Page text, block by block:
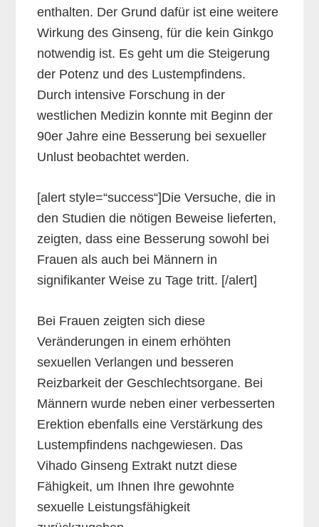
enthalten. Der Grund dafür ist eine weitere
Wirkung des Ginseng, für die kein Ginkgo
notwendig ist. Es geht um die Steigerung
der Potenz und des Lustempfindens.
Durch intensive Forschung in der
westlichen Medizin konnte mit Beginn der
90er Jahre eine Besserung bei sexueller
Unlust beobachtet werden.
[alert style=“success“]Die Versuche, die in
den Studien die nötigen Beweise lieferten,
zeigten, dass eine Besserung sowohl bei
Frauen als auch bei Männern in
signifikanter Weise zu Tage tritt. [/alert]
Bei Frauen zeigten sich diese
Veränderungen in einem erhöhten
sexuellen Verlangen und besseren
Reizbarkeit der Geschlechtsorgane. Bei
Männern wurde neben einer verbesserten
Erektion ebenfalls eine Verstärkung des
Lustempfindens nachgewiesen. Das
Vihado Ginseng Extrakt nutzt diese
Fähigkeit, um Ihnen Ihre gewohnte
sexuelle Leistungsfähigkeit